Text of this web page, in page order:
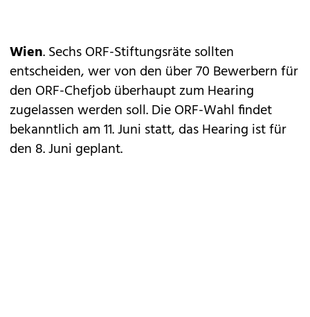
Wien. Sechs ORF-Stiftungsräte sollten
entscheiden, wer von den über 70 Bewerbern für
den ORF-Chefjob überhaupt zum Hearing
zugelassen werden soll. Die ORF-Wahl findet
bekanntlich am 11. Juni statt, das Hearing ist für
den 8. Juni geplant.